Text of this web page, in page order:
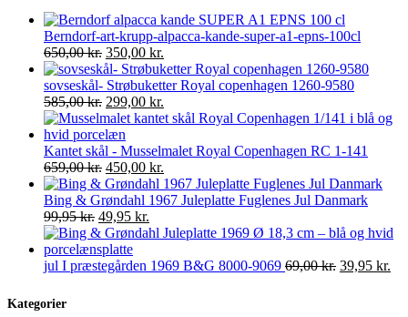
Berndorf-art-krupp-alpacca-kande-super-a1-epns-100cl
650,00kr. Den
oprindelige
pris
var:
650,00 kr..
350,00 kr.
aktuelle
pris
350,00 kr..
sovseskål- Strøbuketter Royal copenhagen 1260-9580
585,00kr. Den
oprindelige
pris
var:
585,00 kr..
299,00 kr.
aktuelle
er:
Kantet skål - Musselmalet Royal Copenhagen RC 1-141
659,00kr. Den
oprindelige
pris
var:
659,00 kr..
450,00 kr.
aktuelle
pris
450,00 kr..
Bing & Grøndahl 1967 Juleplatte Fuglenes Jul Danmark
99,95kr. Den
oprindelige
pris
var:
49,95 kr.
aktuelle
er:
jul I præstegården 1969 B&G 8000-9069 69,00kr. Den
39,95 kr.
Kategorier